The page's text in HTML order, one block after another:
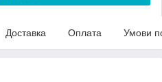
Доставка Оплата Умови